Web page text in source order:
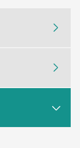


